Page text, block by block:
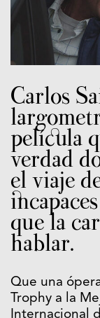
Carlos
película
verdad
el viaje
que la
hablar.
Que una
Trophy a la
Internacional